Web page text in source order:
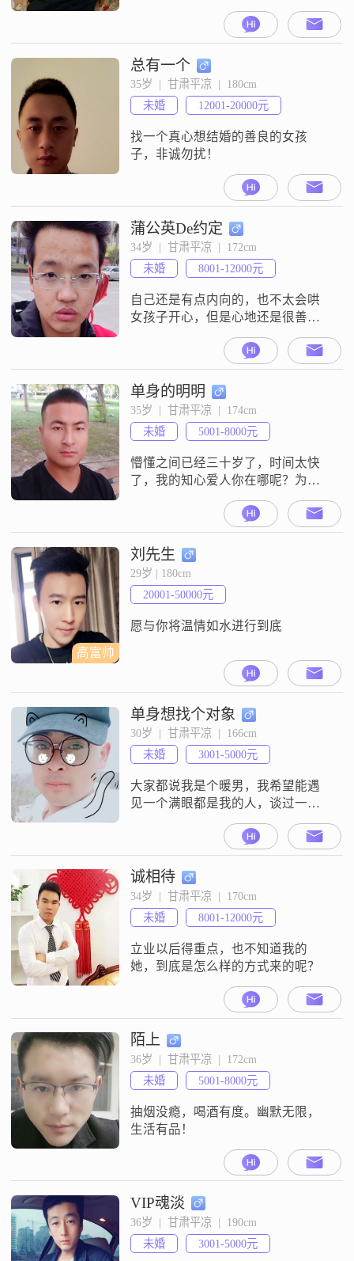
吃，平时也喝酒，喜欢狗，抽烟，
想找一个真心过日子的，顾家的，
孝顺的，没工作也可以，
总有一个
35岁  |  甘肃平凉  |  180cm
未婚
12001-20000元
找一个真心想结婚的善良的女孩
子，非诚勿扰！
蒲公英De约定
34岁  |  甘肃平凉  |  172cm
未婚
8001-12000元
自己还是有点内向的，也不太会哄
女孩子开心，但是心地还是很善良
的，我希望找一个能温柔贤淑的女
孩子一块走下去，我好好挣钱养你
就OK
单身的明明
35岁  |  甘肃平凉  |  174cm
未婚
5001-8000元
懵懂之间已经三十岁了，时间太快
了，我的知心爱人你在哪呢？为什
么还不出来，我等你好久了，快点
高富帅
刘先生
29岁 | 180cm
20001-50000元
愿与你将温情如水进行到底
单身想找个对象
30岁  |  甘肃平凉  |  166cm
未婚
3001-5000元
大家都说我是个暖男，我希望能遇
见一个满眼都是我的人，谈过一
段，最后因为不接电话，更是一周
多时间没和我联系，后来吵架了，
再后来才知道异地的我们她身边有
个很关心她的人，最后我看她的态
度才放弃了一切，我希望能找一个
踏踏实实想白头偕老一辈子的人，
我羡慕老一辈那种感情，两个人在
一起就是一辈子
诚相待
34岁  |  甘肃平凉  |  170cm
未婚
8001-12000元
立业以后得重点，也不知道我的
她，到底是怎么样的方式来的呢？
陌上
36岁  |  甘肃平凉  |  172cm
未婚
5001-8000元
抽烟没瘾，喝酒有度。幽默无限，
生活有品！
VIP魂淡
36岁  |  甘肃平凉  |  190cm
未婚
3001-5000元